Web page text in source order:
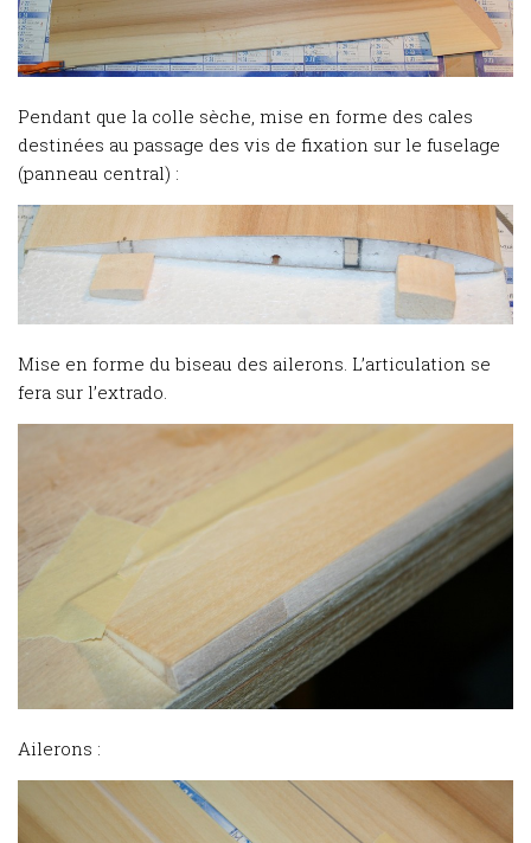
Pendant que la colle sèche, mise en forme des cales
destinées au passage des vis de fixation sur le fuselage
(panneau central) :
Mise en forme du biseau des ailerons. L’articulation se
fera sur l’extrado.
Ailerons :